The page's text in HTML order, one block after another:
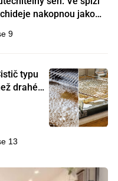
nakopnou jako
typu
drahé